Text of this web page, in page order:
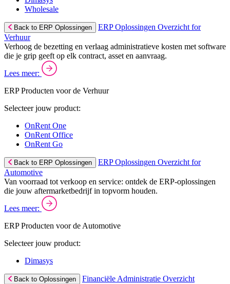
Wholesale
Back to ERP Oplossingen
ERP Oplossingen Overzicht for
Verhuur
Verhoog de bezetting en verlaag administratieve kosten met software
die je grip geeft op elk contract, asset en aanvraag.
Lees meer:
ERP Producten voor de Verhuur
Selecteer jouw product:
OnRent One
OnRent Office
OnRent Go
Back to ERP Oplossingen
ERP Oplossingen Overzicht for
Automotive
Van voorraad tot verkoop en service: ontdek de ERP-oplossingen
die jouw aftermarketbedrijf in topvorm houden.
Lees meer:
ERP Producten voor de Automotive
Selecteer jouw product:
Dimasys
Back to Oplossingen
Financiële Administratie Overzicht